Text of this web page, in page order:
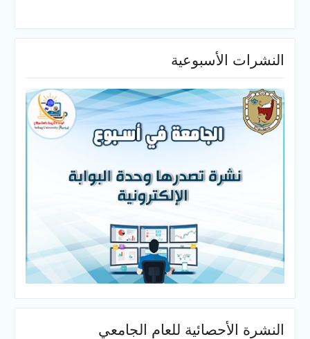
النشرات الأسبوعية
النشرة الأحصائية للعام الجامعي